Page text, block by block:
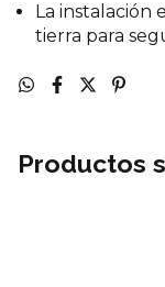
La instalación
tierra para
Productos